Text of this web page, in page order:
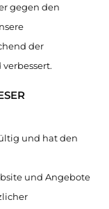
gegen den
der
und hat den
und Angebote